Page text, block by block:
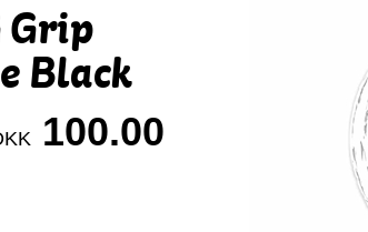
Grip
Black
100.00